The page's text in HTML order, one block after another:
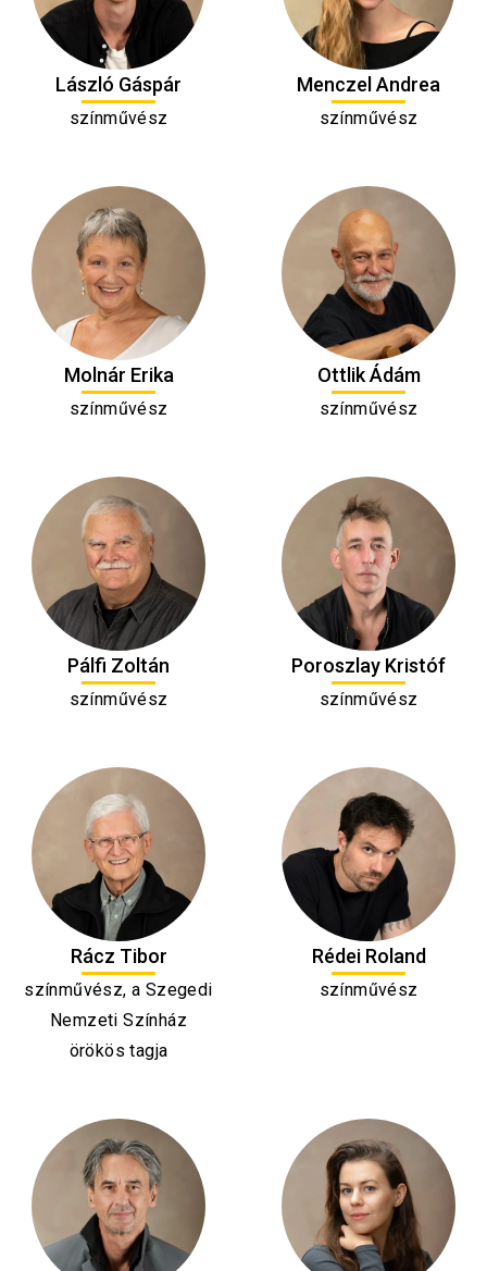
László Gáspár
színművész
Menczel Andrea
színművész
Molnár Erika
színművész
Ottlik Ádám
színművész
Pálfi Zoltán
színművész
Poroszlay Kristóf
színművész
Rácz Tibor
színművész, a Szegedi
Nemzeti Színház
örökös tagja
Rédei Roland
színművész